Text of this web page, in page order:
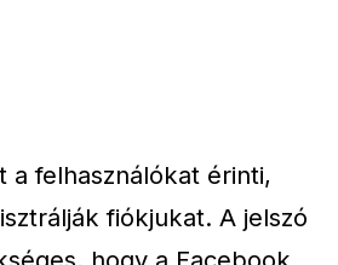
a felhasználókat érinti,
fiókjukat. A jelszó